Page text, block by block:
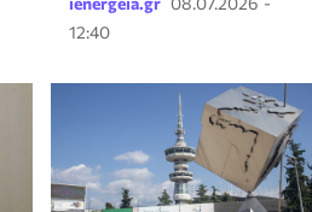
12:40